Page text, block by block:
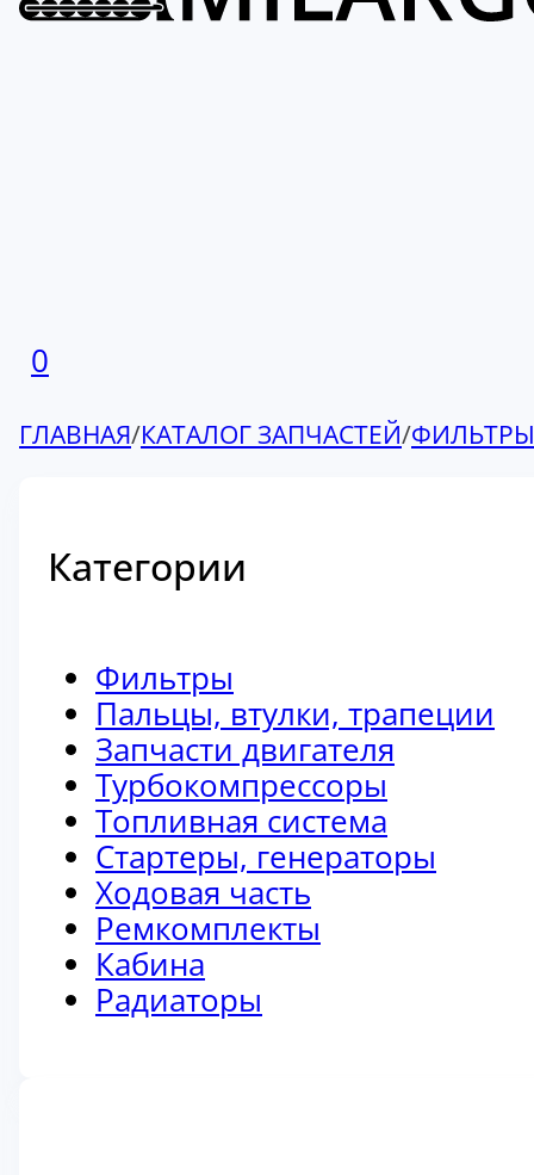
0
ГЛАВНАЯ/КАТАЛОГ ЗАПЧАСТЕЙ/ФИЛЬТРЫ
Категории
Фильтры
Пальцы, втулки, трапеции
Запчасти двигателя
Турбокомпрессоры
Топливная система
Стартеры, генераторы
Ходовая часть
Ремкомплекты
Кабина
Радиаторы